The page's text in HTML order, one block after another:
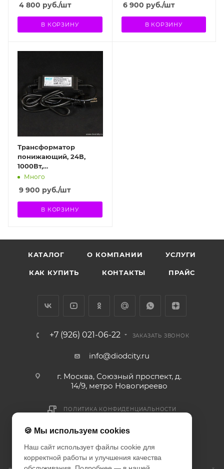
4 800 руб./шт
В КОРЗИНУ
6 900 руб./шт
В КОРЗИНУ
Трансформатор
понижающий, 24В,
1000Вт,
влагозащищенный
Много
9 900 руб./шт
В КОРЗИНУ
КАТАЛОГ О КОМПАНИИ УСЛУГИ
КАК КУПИТЬ КОНТАКТЫ ПРАЙС
+7 (926) 021-06-22 ЗАКАЗАТЬ ЗВОНОК
info@diodcity.ru
г. Москва, Союзный проспект, д.
14/9, метро Новогиреево
ПОЛИТИКА КОНФИДЕНЦИАЛЬНОСТИ
🍪 Мы используем cookies
Наш сайт использует файлы cookie для
корректной работы и улучшения качества